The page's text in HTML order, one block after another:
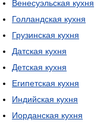
Венесуэльская кухня
Голландская кухня
Грузинская кухня
Датская кухня
Детская кухня
Египетская кухня
Индийская кухня
Иорданская кухня